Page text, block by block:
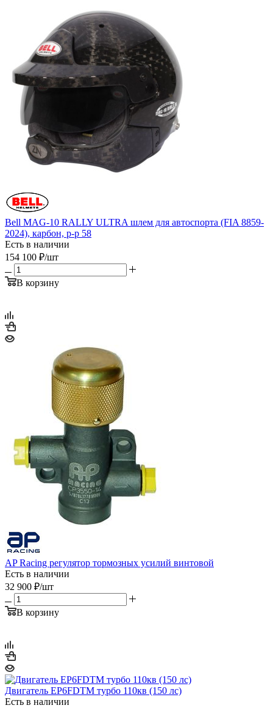
Bell MAG-10 RALLY ULTRA шлем для автоспорта (FIA 8859-
2024), карбон, р-р 58
Есть в наличии
154 100 ₽/шт
В корзину
AP Racing регулятор тормозных усилий винтовой
Есть в наличии
32 900 ₽/шт
В корзину
Двигатель EP6FDTM турбо 110кв (150 лс)
Есть в наличии